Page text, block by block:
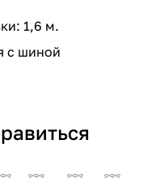
1,6 м.
с шиной